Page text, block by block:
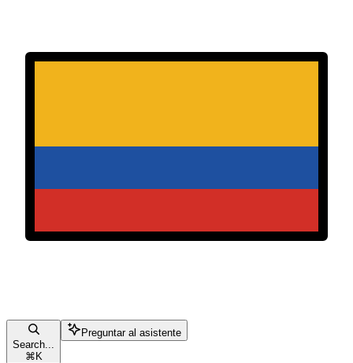
Search...
⌘ K
Preguntar al asistente